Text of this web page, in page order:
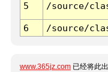
5 /source/
6 /source/
www.365jz.com 已经将此